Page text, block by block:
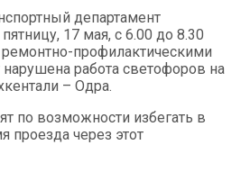
департамент
17 мая, с 6.00 до 8.30
ремонтно-профилактическими
работа светофоров на
– Одра.
по возможности избегать в
проезда через этот